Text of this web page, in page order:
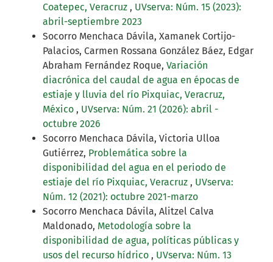
Coatepec, Veracruz , UVserva: Núm. 15 (2023):
abril-septiembre 2023
Socorro Menchaca Dávila, Xamanek Cortijo-
Palacios, Carmen Rossana González Báez, Edgar
Abraham Fernández Roque, Variación
diacrónica del caudal de agua en épocas de
estiaje y lluvia del río Pixquiac, Veracruz,
México , UVserva: Núm. 21 (2026): abril -
octubre 2026
Socorro Menchaca Dávila, Victoria Ulloa
Gutiérrez, Problemática sobre la
disponibilidad del agua en el periodo de
estiaje del río Pixquiac, Veracruz , UVserva:
Núm. 12 (2021): octubre 2021-marzo
Socorro Menchaca Dávila, Alitzel Calva
Maldonado, Metodología sobre la
disponibilidad de agua, políticas públicas y
usos del recurso hídrico , UVserva: Núm. 13